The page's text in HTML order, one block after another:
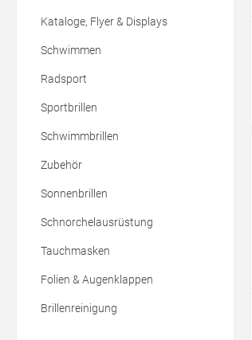
Kataloge, Flyer & Displays
Schwimmen
Radsport
Sportbrillen
Schwimmbrillen
Zubehör
Sonnenbrillen
Schnorchelausrüstung
Tauchmasken
Folien & Augenklappen
Brillenreinigung